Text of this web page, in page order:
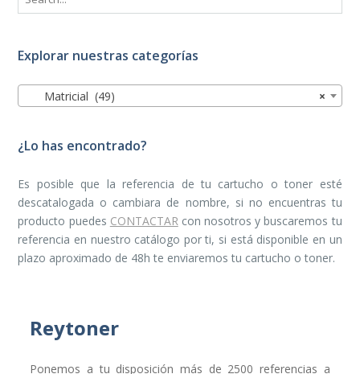
Explorar nuestras categorías
×
Matricial (49)
¿Lo has encontrado?
Es posible que la referencia de tu cartucho o toner esté
descatalogada o cambiara de nombre, si no encuentras tu
producto puedes CONTACTARcon nosotros y buscaremos tu
referencia en nuestro catálogo por ti, si está disponible en un
plazo aproximado de 48h te enviaremos tu cartucho o toner.
Reytoner
Ponemos a tu disposición más de 2500 referencias a